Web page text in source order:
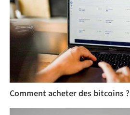
Comment acheter des bitcoins ?